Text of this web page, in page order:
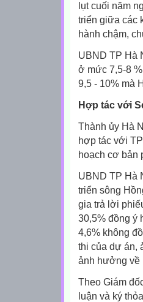
lụt cuối năm
triển giữa các
hành chậm,
UBND TP Hà
ở mức 7,5-8
9,5 - 10% mà
Hợp tác với
Thành ủy Hà
hợp tác với
hoạch cơ bản
UBND TP Hà
triển sông
gia trả lời
30,5% đồng ý
4,6% không
thi của dự án,
ảnh hưởng về
Theo Giám
luận và ký